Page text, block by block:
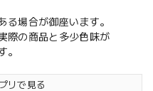
る場合が御座います。
際の商品と多少色味が
。
リで見る